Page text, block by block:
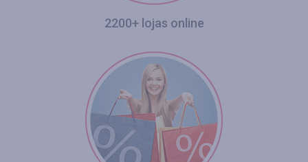
2200+ lojas online